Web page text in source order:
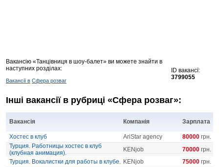
Вакансію «Танцівниця в шоу-балет» ви можете знайти в
наступних розділах:
Вакансії в Сфера розваг
ID вакансї:
3799055
Інші вакансії в рубриці «Сфера розваг»:
Вакансія Компанія Зарплата
Хостес в клуб AriStar agency 80000 грн.
Турция. Работницы хостес в клуб
(клубная анимация).
KENjob 70000 грн.
Турция. Вокалистки для работы в клубе. KENjob 75000 грн.